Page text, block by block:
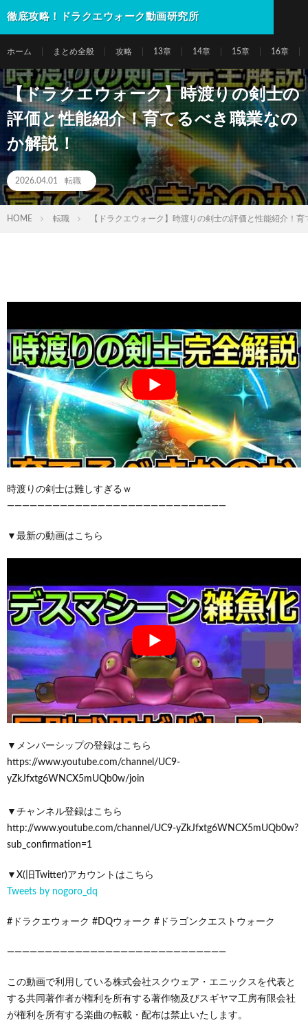
徹底攻略！ドラクエウォーク動画研究所
ホーム まとめ全般 攻略 13章 14章 15章 16章
【ドラクエウォーク】時渡りの剣士の
評価と性能紹介！育てるべき職業なの
か解説！
2026.04.01 転職
HOME 転職 【ドラクエウォーク】時渡りの剣士の評価と性能紹介！
時渡りの剣士は難しすぎるｗ
—————————————————————————————
▼最新の動画はこちら
▼メンバーシップの登録はこちら
https://www.youtube.com/channel/UC9-
yZkJfxtg6WNCX5mUQb0w/join
▼チャンネル登録はこちら
http://www.youtube.com/channel/UC9-yZkJfxtg6WNCX5mUQb0w?
sub_confirmation=1
▼X(旧Twitter)アカウントはこちら
Tweets by nogoro_dq
#ドラクエウォーク #DQウォーク #ドラゴンクエストウォーク
—————————————————————————————
この動画で利用している株式会社スクウェア・エニックスを代表と
する共同著作者が権利を所有する著作物及びスギヤマ工房有限会社
が権利を所有する楽曲の転載・配布は禁止いたします。